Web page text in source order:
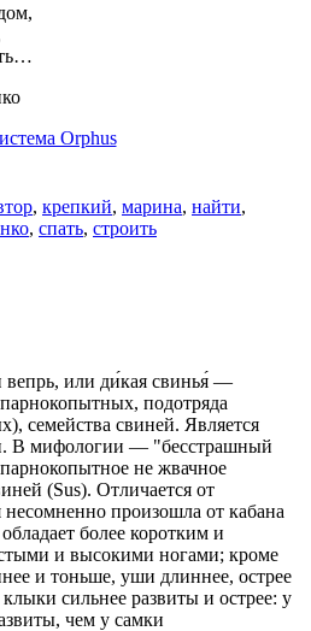
, крепкий, марина, найти,
, спать, строить
вепрь, или ди́кая свинья́ —
подотряда
семейства свиней. Является
В мифологии — "бесстрашный
не жвачное
(Sus). Отличается от
произошла от кабана
более коротким и
и высокими ногами; кроме
и тоньше, уши длиннее, острее
сильнее развиты и острее: у
чем у самки